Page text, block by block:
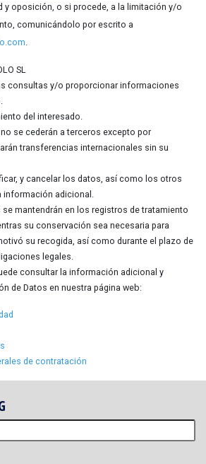
y oposición, o si procede, a la limitación y/o
comunicándolo por escrito a
SL
consultas y/o proporcionar informaciones
del interesado.
se cederán a terceros excepto por
transferencias internacionales sin su
y cancelar los datos, así como los otros
adicional.
se mantendrán en los registros de tratamiento
su conservación sea necesaria para
su recogida, así como durante el plazo de
legales.
consultar la información adicional y
de Datos en nuestra página web:
de contratación